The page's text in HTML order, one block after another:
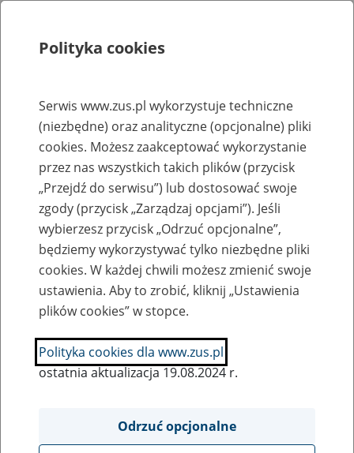
Rejestry, ewidencje i archiwa
Baza zlikwidowanych lub
przekształconych zakładów pracy
Nazwa zakładu pracy:
SZUKAJ
Polityka cookies
Serwis www.zus.pl wykorzystuje techniczne
(niezbędne) oraz analityczne (opcjonalne) pliki
cookies. Możesz zaakceptować wykorzystanie
przez nas wszystkich takich plików (przycisk
„Przejdź do serwisu”) lub dostosować swoje
zgody (przycisk „Zarządzaj opcjami”). Jeśli
wybierzesz przycisk „Odrzuć opcjonalne”,
będziemy wykorzystywać tylko niezbędne pliki
cookies. W każdej chwili możesz zmienić swoje
ustawienia. Aby to zrobić, kliknij „Ustawienia
plików cookies” w stopce.
Polityka cookies dla www.zus.pl
ostatnia aktualizacja 19.08.2024 r.
Odrzuć opcjonalne